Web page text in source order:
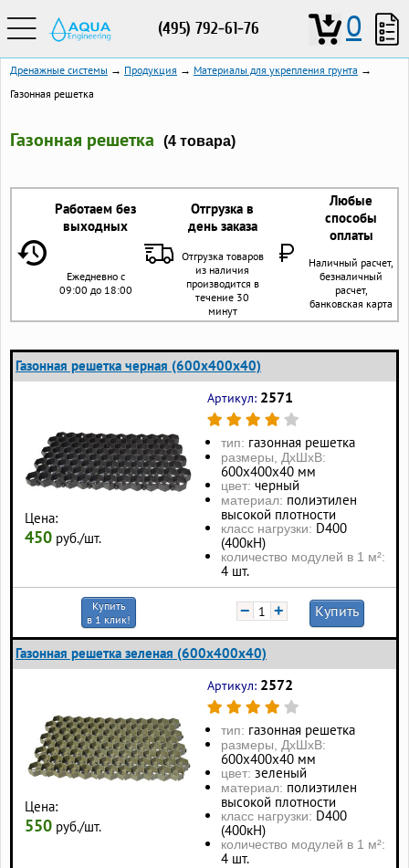
(495) 792-61-76 0
Дренажные системы → Продукция → Материалы для укрепления грунта →
Газонная решетка
Газонная решетка (4 товара)
Работаем без
выходных
Отгрузка в
день заказа
Любые
способы
оплаты
Ежедневно с
09:00 до 18:00
Отгрузка товаров
из наличия
производится в
течение 30
минут
Наличный расчет,
безналичный
расчет,
банковская карта
Газонная решетка черная (600х400х40)
Цена:
450 руб./шт.
Артикул: 2571
тип: газонная решетка
размеры, ДхШхВ:
600х400х40 мм
цвет: черный
материал: полиэтилен
высокой плотности
класс нагрузки: D400
(400кН)
количество модулей в 1 м²:
4 шт.
Купить
в 1 клик!
− + Купить
Газонная решетка зеленая (600х400х40)
Цена:
550 руб./шт.
Артикул: 2572
тип: газонная решетка
размеры, ДхШхВ:
600х400х40 мм
цвет: зеленый
материал: полиэтилен
высокой плотности
класс нагрузки: D400
(400кН)
количество модулей в 1 м²:
4 шт.